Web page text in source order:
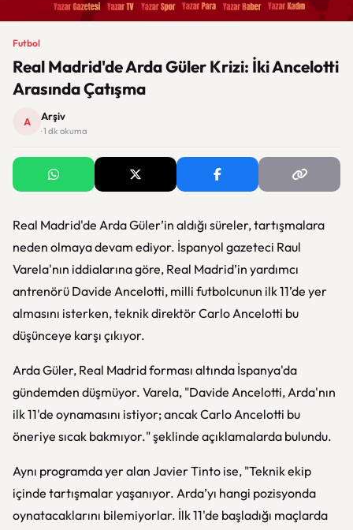
Futbol
Real Madrid'de Arda Güler Krizi: İki Ancelotti
Arasında Çatışma
A Arşiv
· 1 dk okuma
Real Madrid'de Arda Güler’in aldığı süreler, tartışmalara
neden olmaya devam ediyor. İspanyol gazeteci Raul
Varela'nın iddialarına göre, Real Madrid’in yardımcı
antrenörü Davide Ancelotti, milli futbolcunun ilk 11’de yer
almasını isterken, teknik direktör Carlo Ancelotti bu
düşünceye karşı çıkıyor.
Arda Güler, Real Madrid forması altında İspanya'da
gündemden düşmüyor. Varela, "Davide Ancelotti, Arda'nın
ilk 11'de oynamasını istiyor; ancak Carlo Ancelotti bu
öneriye sıcak bakmıyor." şeklinde açıklamalarda bulundu.
Aynı programda yer alan Javier Tinto ise, "Teknik ekip
içinde tartışmalar yaşanıyor. Arda’yı hangi pozisyonda
oynatacaklarını bilemiyorlar. İlk 11'de başladığı maçlarda